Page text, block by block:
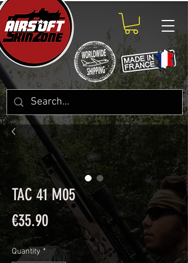
TAC 41 M05
€35.90Price
Quantity *